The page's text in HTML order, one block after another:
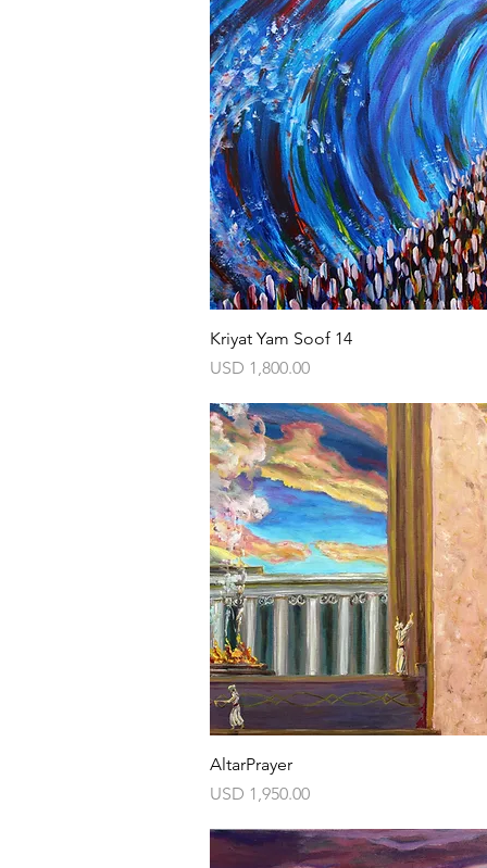
Vista rápida
Kriyat Yam Soof 14
Precio
USD 1,800.00
AltarPrayer
Precio
USD 1,950.00